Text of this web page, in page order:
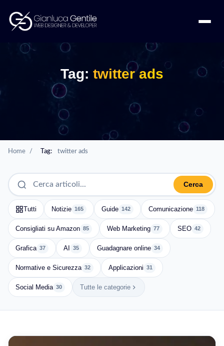
Tag: twitter ads
Home / Tag: twitter ads
Cerca
Tutti Notizie 165 Guide 142 Comunicazione 118
Consigliati su Amazon 85 Web Marketing 77 SEO 42
Grafica 37 AI 35 Guadagnare online 34
Normative e Sicurezza 32 Applicazioni 31
Social Media 30 Tutte le categorie